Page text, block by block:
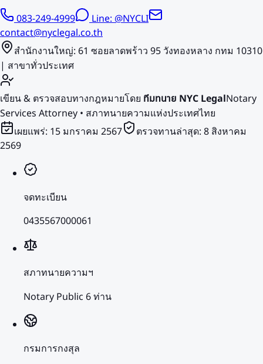
083-249-4999
Line: @NYCLI
contact@nyclegal.co.th
สำนักงานใหญ่: 61 ซอยลาดพร้าว 95 วังทองหลาง กทม 10310
| สาขาทั่วประเทศ
เขียน & ตรวจสอบทางกฎหมายโดย ทีมทนาย NYC LegalNotary
Services Attorney • สภาทนายความแห่งประเทศไทย
เผยแพร่: 15 มกราคม 2567 ตรวจทานล่าสุด: 8 สิงหาคม
2569
จดทะเบียน
0435567000061
สภาทนายความฯ
Notary Public 6 ท่าน
กรมการกงสุล